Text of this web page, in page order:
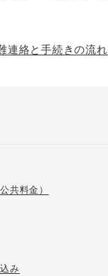
連絡と手続きの流れ
共料金）
み